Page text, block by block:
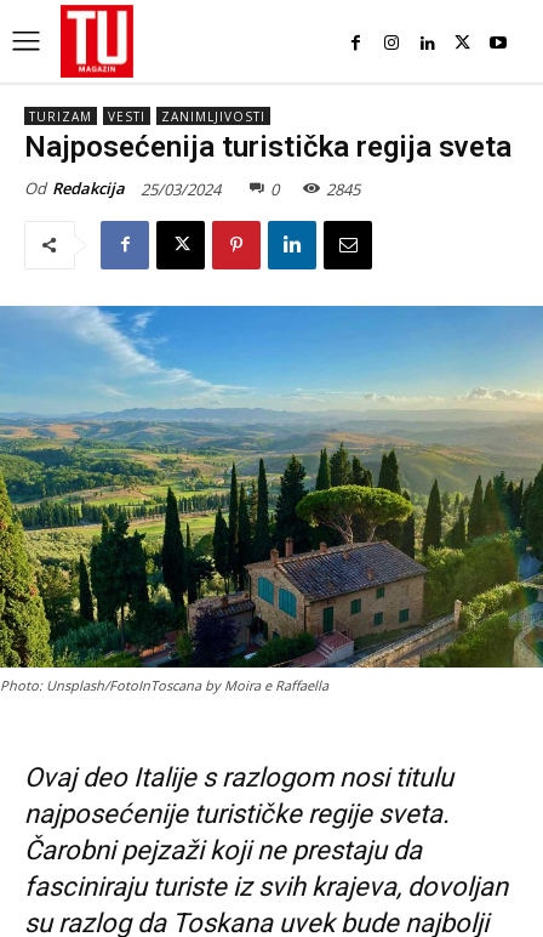
TURIZAM VESTI ZANIMLJIVOSTI
Najposećenija turistička regija sveta
Od Redakcija 25/03/2024 0 2845
Photo: Unsplash/FotoInToscana by Moira e Raffaella
Ovaj deo Italije s razlogom nosi titulu
najposećenije turističke regije sveta.
Čarobni pejzaži koji ne prestaju da
fasciniraju turiste iz svih krajeva, dovoljan
su razlog da Toskana uvek bude najbolji